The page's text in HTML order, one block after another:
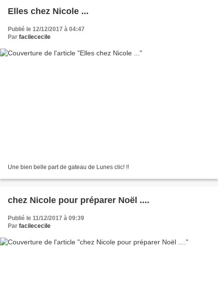
Elles chez Nicole ...
Publié le 12/12/2017 à 04:47
Par facilececile
Une bien belle part de gateau de Lunes clic! !!
chez Nicole pour préparer Noël ....
Publié le 11/12/2017 à 09:39
Par facilececile